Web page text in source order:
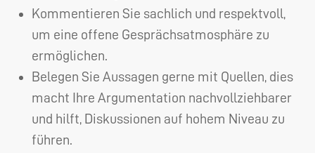
Kommentieren Sie sachlich und respektvoll,
um eine offene Gesprächsatmosphäre zu
ermöglichen.
Belegen Sie Aussagen gerne mit Quellen, dies
macht Ihre Argumentation nachvollziehbarer
und hilft, Diskussionen auf hohem Niveau zu
führen.